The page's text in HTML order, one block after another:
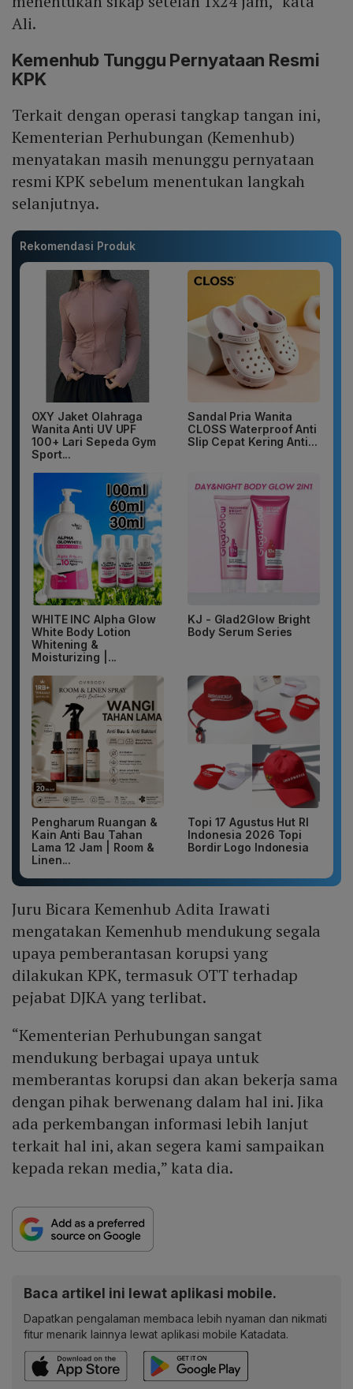
Ali.
Kemenhub Tunggu Pernyataan Resmi
KPK
Terkait dengan operasi tangkap tangan ini,
Kementerian Perhubungan (Kemenhub)
menyatakan masih menunggu pernyataan
resmi KPK sebelum menentukan langkah
selanjutnya.
Rekomendasi Produk
OXY Jaket Olahraga
Wanita Anti UV UPF
100+ Lari Sepeda Gym
Sport...
Sandal Pria Wanita
CLOSS Waterproof Anti
Slip Cepat Kering Anti...
WHITE INC Alpha Glow
White Body Lotion
Whitening &
Moisturizing |...
KJ - Glad2Glow Bright
Body Serum Series
Pengharum Ruangan &
Kain Anti Bau Tahan
Lama 12 Jam | Room &
Linen...
Topi 17 Agustus Hut RI
Indonesia 2026 Topi
Bordir Logo Indonesia
Juru Bicara Kemenhub Adita Irawati
mengatakan Kemenhub mendukung segala
upaya pemberantasan korupsi yang
dilakukan KPK, termasuk OTT terhadap
pejabat DJKA yang terlibat.
“Kementerian Perhubungan sangat
mendukung berbagai upaya untuk
memberantas korupsi dan akan bekerja sama
dengan pihak berwenang dalam hal ini. Jika
ada perkembangan informasi lebih lanjut
terkait hal ini, akan segera kami sampaikan
kepada rekan media,” kata dia.
Baca artikel ini lewat aplikasi mobile.
Dapatkan pengalaman membaca lebih nyaman dan nikmati
fitur menarik lainnya lewat aplikasi mobile Katadata.